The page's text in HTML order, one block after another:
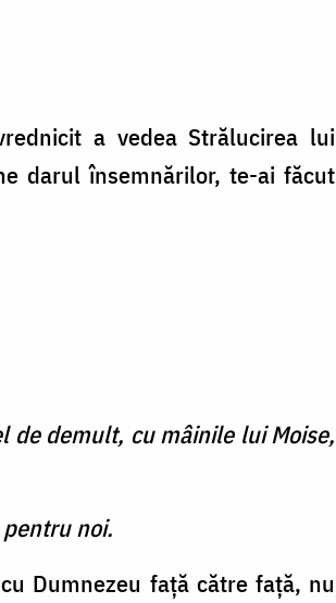
a vedea Strălucirea lui
darul însemnărilor, te-ai făcut
de demult, cu mâinile lui Moise,
noi.
Dumnezeu faţă către faţă, nu